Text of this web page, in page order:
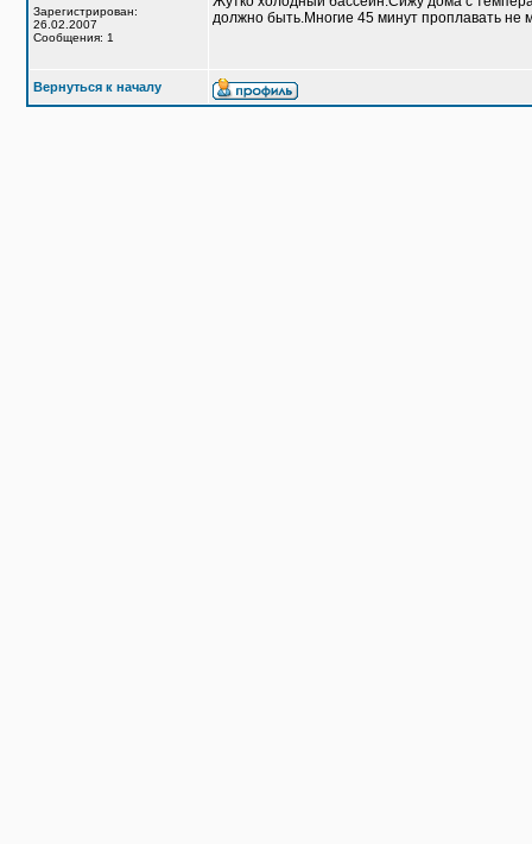
Зарегистрирован:
26.02.2007
Сообщения: 1
должно быть.Многие 45 минут проплавать не
Вернуться к началу